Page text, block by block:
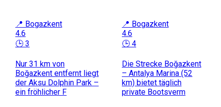
📍 Bogazkent
4.6
🕒 3
Nur 31 km von
Boğazkent entfernt liegt
der Aksu Dolphin Park –
ein fröhlicher F
📍 Bogazkent
4.6
🕒 4
Die Strecke Boğazkent
– Antalya Marina (52
km) bietet täglich
private Bootsverm